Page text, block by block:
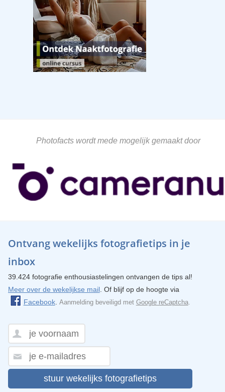
Photofacts wordt mede mogelijk gemaakt door
Ontvang wekelijks fotografietips in je
inbox
39.424 fotografie enthousiastelingen ontvangen de tips al!
Meer over de wekelijkse mail. Of blijf op de hoogte via
Facebook. Aanmelding beveiligd met Google reCaptcha.
stuur wekelijks fotografietips